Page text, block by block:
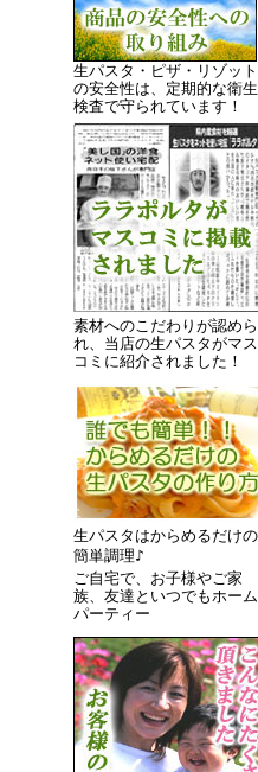
生パスタ・ピザ・リゾット
の安全性は、定期的な衛生
検査で守られています！
素材へのこだわりが認めら
れ、当店の生パスタがマス
コミに紹介されました！
生パスタはからめるだけの
簡単調理♪
ご自宅で、お子様やご家
族、友達といつでもホーム
パーティー